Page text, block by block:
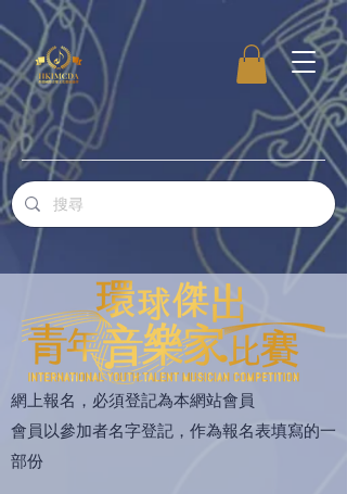
網上報名，必須登記為本網站會員
​會員以參加者名字登記，作為報名表填寫的一
部份